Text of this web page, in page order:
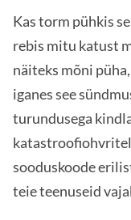
Kas torm pühkis
rebis mitu katust
näiteks mõni
iganes see
turundusega
sooduskoode
teie teenuseid